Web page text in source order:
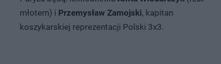
młotem) i Przemysław Zamojski, kapitan
koszykarskiej reprezentacji Polski 3x3.